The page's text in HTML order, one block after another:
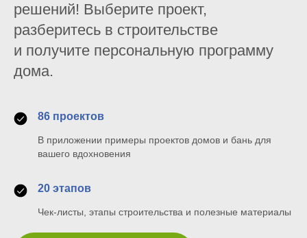
решений! Выберите проект,
разберитесь в строительстве
и получите персональную программу
дома.
86 проектов
В приложении примеры проектов домов и бань для
вашего вдохновения
20 этапов
Чек-листы, этапы строительства и полезные материалы